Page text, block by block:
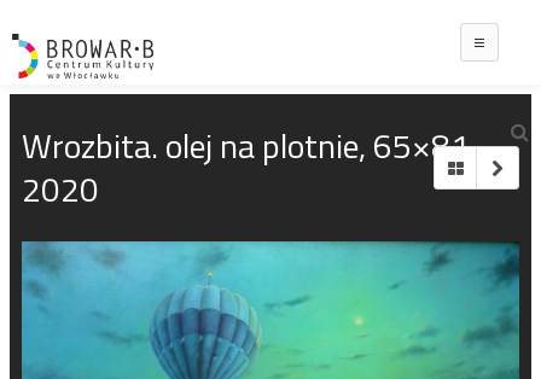
Wrozbita. olej na plotnie, 65×81,
2020